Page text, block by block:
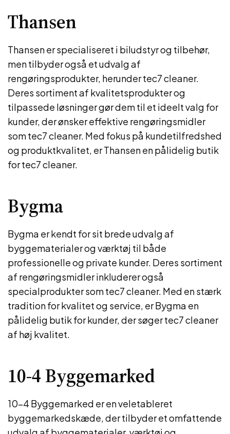
Thansen
Thansen er specialiseret i biludstyr og tilbehør,
men tilbyder også et udvalg af
rengøringsprodukter, herunder tec7 cleaner.
Deres sortiment af kvalitetsprodukter og
tilpassede løsninger gør dem til et ideelt valg for
kunder, der ønsker effektive rengøringsmidler
som tec7 cleaner. Med fokus på kundetilfredshed
og produktkvalitet, er Thansen en pålidelig butik
for tec7 cleaner.
Bygma
Bygma er kendt for sit brede udvalg af
byggematerialer og værktøj til både
professionelle og private kunder. Deres sortiment
af rengøringsmidler inkluderer også
specialprodukter som tec7 cleaner. Med en stærk
tradition for kvalitet og service, er Bygma en
pålidelig butik for kunder, der søger tec7 cleaner
af høj kvalitet.
10-4 Byggemarked
10-4 Byggemarked er en veletableret
byggemarkedskæde, der tilbyder et omfattende